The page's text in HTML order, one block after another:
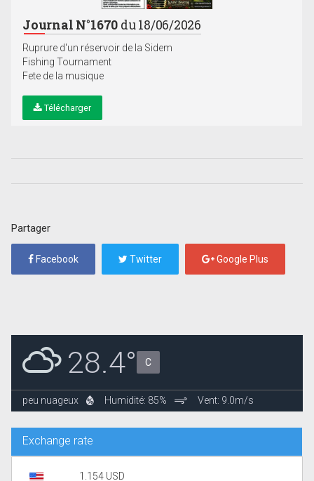
Journal N°1670 du 18/06/2026
Ruprure d'un réservoir de la Sidem
Fishing Tournament
Fete de la musique
Télécharger
Partager
Facebook Twitter Google Plus
28.4° C
peu nuageux Humidité: 85% Vent: 9.0m/s
Exchange rate
1.154 USD